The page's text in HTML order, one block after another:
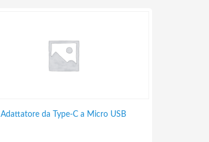
Adattatore da Type-C a Micro USB